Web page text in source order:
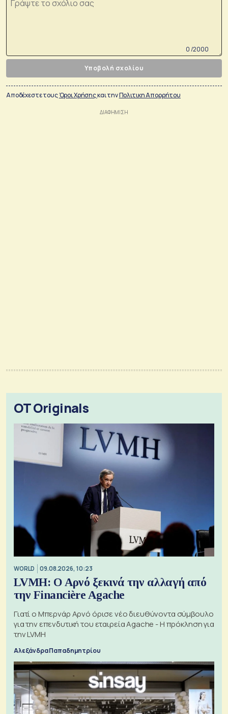
0 /2000
Υποβολή σχολίου
Αποδέχεστε τουςΌροι Χρήσηςκαι τηνΠολιτικη Απορρήτου
OT Originals
WORLD 09.08.2026, 10:23
LVMH: Ο Αρνό ξεκινά την αλλαγή από
την Financière Agache
Γιατί ο Μπερνάρ Αρνό όρισε νέο διευθύνοντα σύμβουλο
για την επενδυτική του εταιρεία Agache - Η πρόκληση για
την LVMH
Αλεξάνδρα Παπαδημητρίου